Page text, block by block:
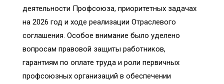
деятельности Профсоюза, приоритетных задачах
на 2026 год и ходе реализации Отраслевого
соглашения. Особое внимание было уделено
вопросам правовой защиты работников,
гарантиям по оплате труда и роли первичных
профсоюзных организаций в обеспечении